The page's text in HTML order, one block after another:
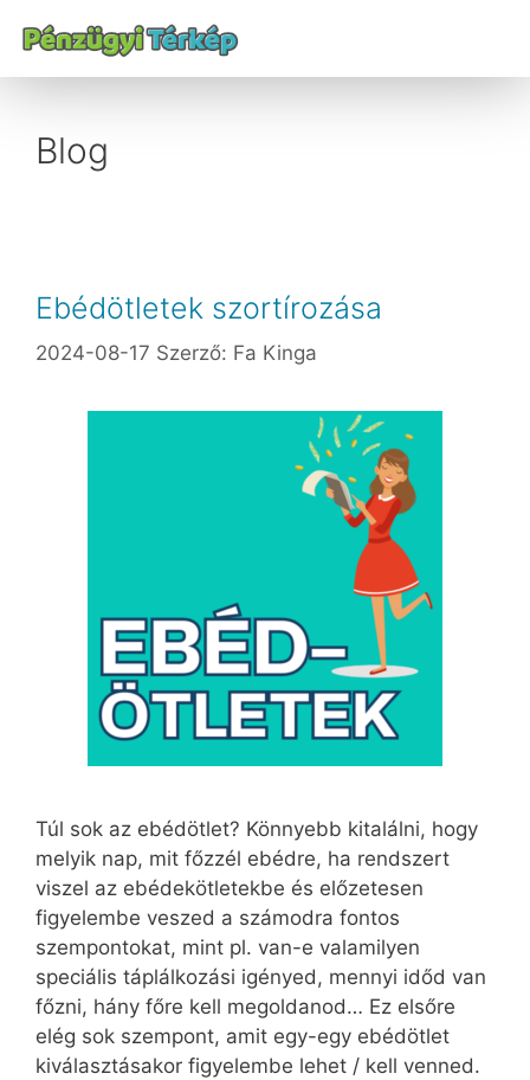
Blog
Ebédötletek szortírozása
2024-08-17 Szerző: Fa Kinga
Túl sok az ebédötlet? Könnyebb kitalálni, hogy
melyik nap, mit főzzél ebédre, ha rendszert
viszel az ebédekötletekbe és előzetesen
figyelembe veszed a számodra fontos
szempontokat, mint pl. van-e valamilyen
speciális táplálkozási igényed, mennyi időd van
főzni, hány főre kell megoldanod… Ez elsőre
elég sok szempont, amit egy-egy ebédötlet
kiválasztásakor figyelembe lehet / kell venned.